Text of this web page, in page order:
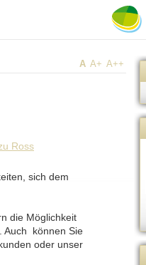
A A+ A++
sich dem
die Möglichkeit
Auch können Sie
oder unser